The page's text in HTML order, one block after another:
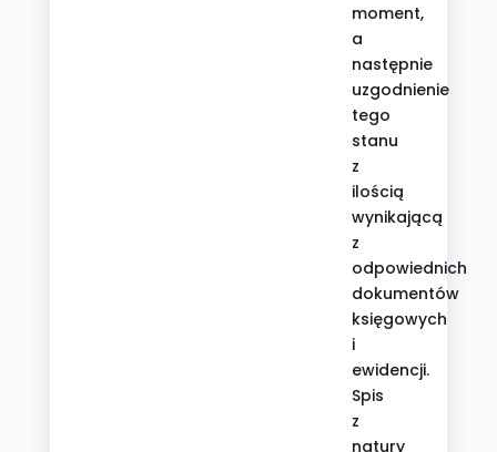
moment,
a
następnie
uzgodnienie
tego
stanu
z
ilością
wynikającą
z
odpowiednich
dokumentów
księgowych
i
ewidencji.
Spis
z
natury